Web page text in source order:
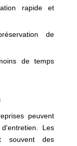
rapide et
de
de temps
peuvent
Les
souvent des